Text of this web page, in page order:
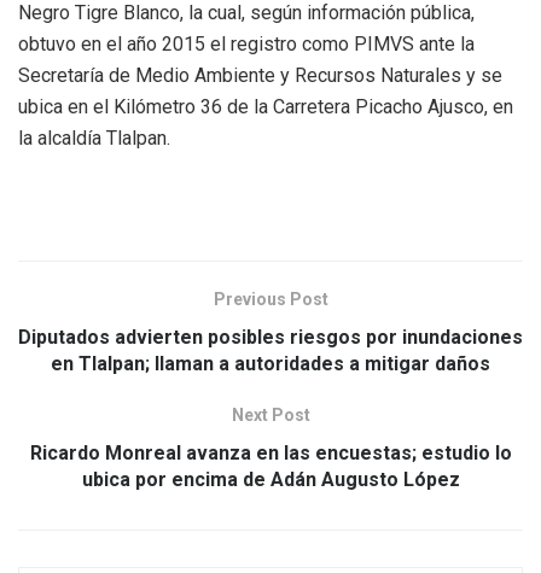
Negro Tigre Blanco, la cual, según información pública,
obtuvo en el año 2015 el registro como PIMVS ante la
Secretaría de Medio Ambiente y Recursos Naturales y se
ubica en el Kilómetro 36 de la Carretera Picacho Ajusco, en
la alcaldía Tlalpan.
Previous Post
Diputados advierten posibles riesgos por inundaciones
en Tlalpan; llaman a autoridades a mitigar daños
Next Post
Ricardo Monreal avanza en las encuestas; estudio lo
ubica por encima de Adán Augusto López